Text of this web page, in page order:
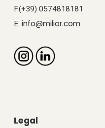
F.(+39) 0574818181
E.info@milior.com
Legal